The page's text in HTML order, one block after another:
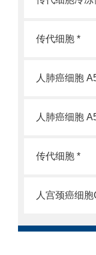
传代细胞 *
人肺癌细胞
传代细胞 *